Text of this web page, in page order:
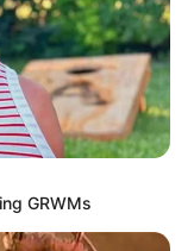
วยเหลือ ดวงชะตา
ผู้ใหญ่ที่รู้จักอาจ
กณฑ์พบรักกับคน
จากเจรจา
GRWMs